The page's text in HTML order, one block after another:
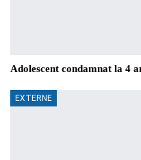
Adolescent condamnat la 4
EXTERNE